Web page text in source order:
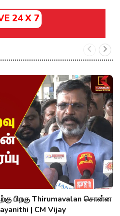
24 X 7
பிறகு Thirumavalan சொன்ன
| CM Vijay